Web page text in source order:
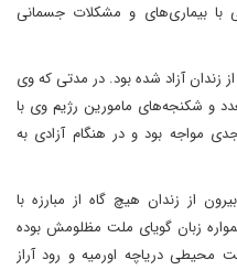
با بیماری‌های و مشکلات جسمانی
آزاد شده بود. در مدتی که وی
و شکنجه‌های مامورین رژیم وی با
مواجه بود و در هنگام آزادی به
از زندان هیچ گاه از مبارزه با
زبان گویای ملت مظلومش بوده
دریاچه اورمیه و رود آراز